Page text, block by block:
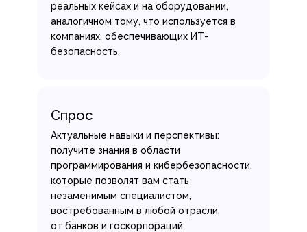
реальных кейсах и на оборудовании,
аналогичном тому, что используется в
компаниях, обеспечивающих ИТ-
безопасность.
Актуальные навыки и перспективы:
получите знания в области
программирования и кибербезопасности,
которые позволят вам стать
незаменимым специалистом,
востребованным в любой отрасли,
от банков и госкорпораций
Спрос